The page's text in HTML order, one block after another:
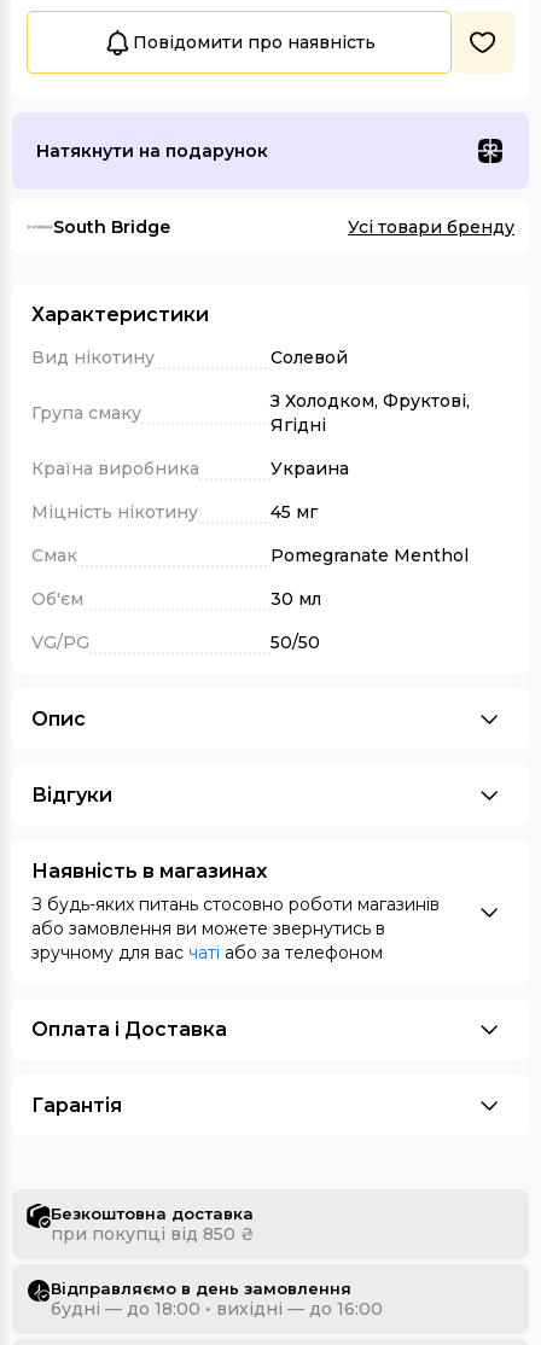
Повідомити про наявність
Натякнути на подарунок
South Bridge Усі товари бренду
Характеристики
Вид нікотину Солевой
Група смаку
З Холодком, Фруктові,
Ягідні
Країна виробника
Украина
Міцність нікотину
45 мг
Смак
Pomegranate Menthol
Об'єм
30 мл
VG/PG
50/50
Опис
Відгуки
Наявність в магазинах
З будь-яких питань стосовно роботи магазинів
або замовлення ви можете звернутись в
зручному для вас чаті або за телефоном
Оплата i Доставка
Гарантія
Безкоштовна доставка
при покупці від 850 ₴
Відправляємо в день замовлення
будні — до 18:00 • вихідні — до 16:00